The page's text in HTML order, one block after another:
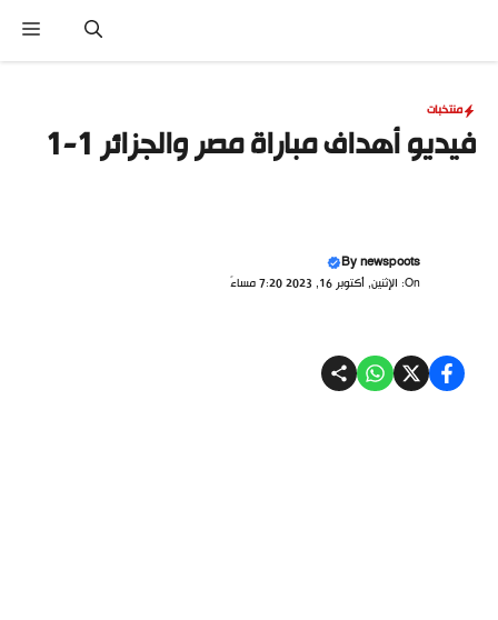
المحتوى
منتخبات
فيديو أهداف مباراة مصر والجزائر 1-1
Bynewspoots
On: الإثنين, أكتوبر 16, 2023 7:20 مساءً